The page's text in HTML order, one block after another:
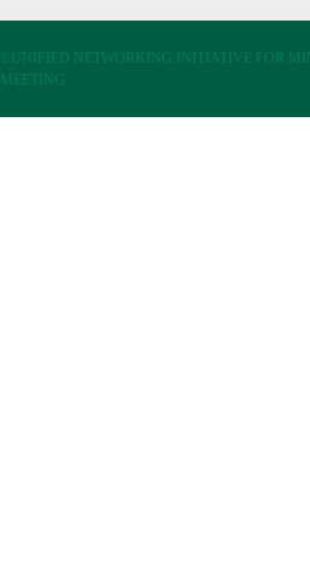
©UNIFIED NETWORKING INITIATIVE FOR
MEETING